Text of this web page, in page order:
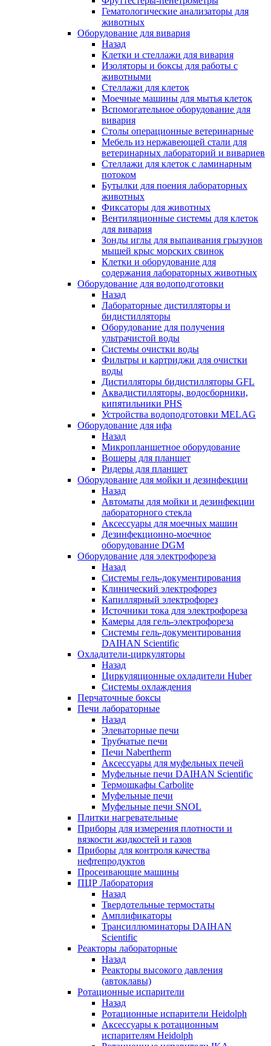
Гематологические анализаторы для
животных
Оборудование для вивария
Назад
Клетки и стеллажи для вивария
Изоляторы и боксы для работы с
животными
Стеллажи для клеток
Моечные машины для мытья клеток
Вспомогательное оборудование для
вивария
Столы операционные ветеринарные
Мебель из нержавеющей стали для
ветеринарных лабораторий и вивариев
Стеллажи для клеток с ламинарным
потоком
Бутылки для поения лабораторных
животных
Фиксаторы для животных
Вентиляционные системы для клеток
для вивария
Зонды иглы для выпаивания грызунов
мышей крыс морских свинок
Клетки и оборудование для
содержания лабораторных животных
Оборудование для водоподготовки
Назад
Лабораторные дистилляторы и
бидистилляторы
Оборудование для получения
ультрачистой воды
Системы очистки воды
Фильтры и картриджи для очистки
воды
Дистилляторы бидистилляторы GFL
Аквадистилляторы, водосборники,
кипятильники PHS
Устройства водоподготовки MELAG
Оборудование для ифа
Назад
Микропланшетное оборудование
Вошеры для планшет
Ридеры для планшет
Оборудование для мойки и дезинфекции
Назад
Автоматы для мойки и дезинфекции
лабораторного стекла
Аксессуары для моечных машин
Дезинфекционно-моечное
оборудование DGM
Оборудование для электрофореза
Назад
Системы гель-документирования
Клинический электрофорез
Капиллярный электрофорез
Источники тока для электрофореза
Камеры для гель-электрофореза
Системы гель-документирования
DAIHAN Scientific
Охладители-циркуляторы
Назад
Циркуляционные охладители Huber
Системы охлаждения
Перчаточные боксы
Печи лабораторные
Назад
Элеваторные печи
Трубчатые печи
Печи Nabertherm
Аксессуары для муфельных печей
Муфельные печи DAIHAN Scientific
Термошкафы Carbolite
Муфельные печи
Муфельные печи SNOL
Плитки нагревательные
Приборы для измерения плотности и
вязкости жидкостей и газов
Приборы для контроля качества
нефтепродуктов
Просеивающие машины
ПЦР Лаборатория
Назад
Твердотельные термостаты
Амплификаторы
Трансиллюминаторы DAIHAN
Scientific
Реакторы лабораторные
Назад
Реакторы высокого давления
(автоклавы)
Ротационные испарители
Назад
Ротационные испарители Heidolph
Аксессуары к ротационным
испарителям Heidolph